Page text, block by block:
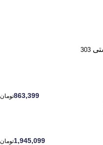
303
863,399تومان
1,945,099تومان